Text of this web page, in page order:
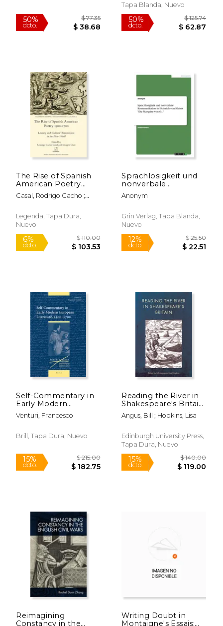
50%
dcto. $ 43.58
50%
dcto.
50%
dcto. $ 38.68
Tapa Blanda, Nuevo
50%
The Rise of Spanish
American Poetry
1500-1700: Literary
and Cultural
New World (en
Inglés)
Casal, Rodrigo Cacho ;
Legenda, Tapa Dura,
Nuevo
Sprachlosigkeit und
nonverbale
Kommunikation in
Heinrich von Kleists
(en Alemán)
Anonym
Grin Verlag, Tapa Blanda,
Nuevo
Self-Commentary in
Early Modern
European Literature,
1400-1700 (en Inglés)
Venturi, Francesco
Brill, Tapa Dura, Nuevo
Reading the River in
Shakespeare's Britain
(en Inglés)
Angus, Bill ; Hopkins, Lisa
Edinburgh University Press,
Tapa Dura, Nuevo
Reimagining
Constancy in the
Writing Doubt in
Montaigne's Essais: